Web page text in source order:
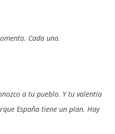
Cada uno.
a tu pueblo. Y tu valentía
España tiene un plan. Hay